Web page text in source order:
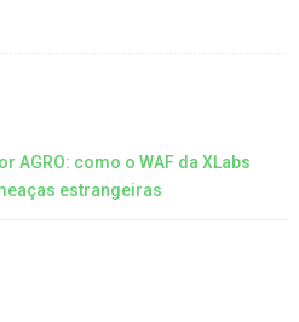
AGRO: como o WAF da XLabs
estrangeiras